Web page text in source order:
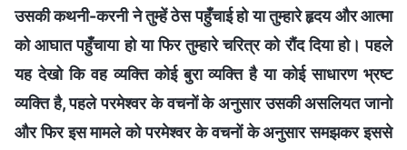
उसकी कथनी-करनी ने तुम्हें ठेस पहुँचाई हो या तुम्हारे हृदय और आत्मा
को आघात पहुँचाया हो या फिर तुम्हारे चरित्र को रौंद दिया हो। पहले
यह देखो कि वह व्यक्ति कोई बुरा व्यक्ति है या कोई साधारण भ्रष्ट
व्यक्ति है, पहले परमेश्वर के वचनों के अनुसार उसकी असलियत जानो
और फिर इस मामले को परमेश्वर के वचनों के अनुसार समझकर इससे